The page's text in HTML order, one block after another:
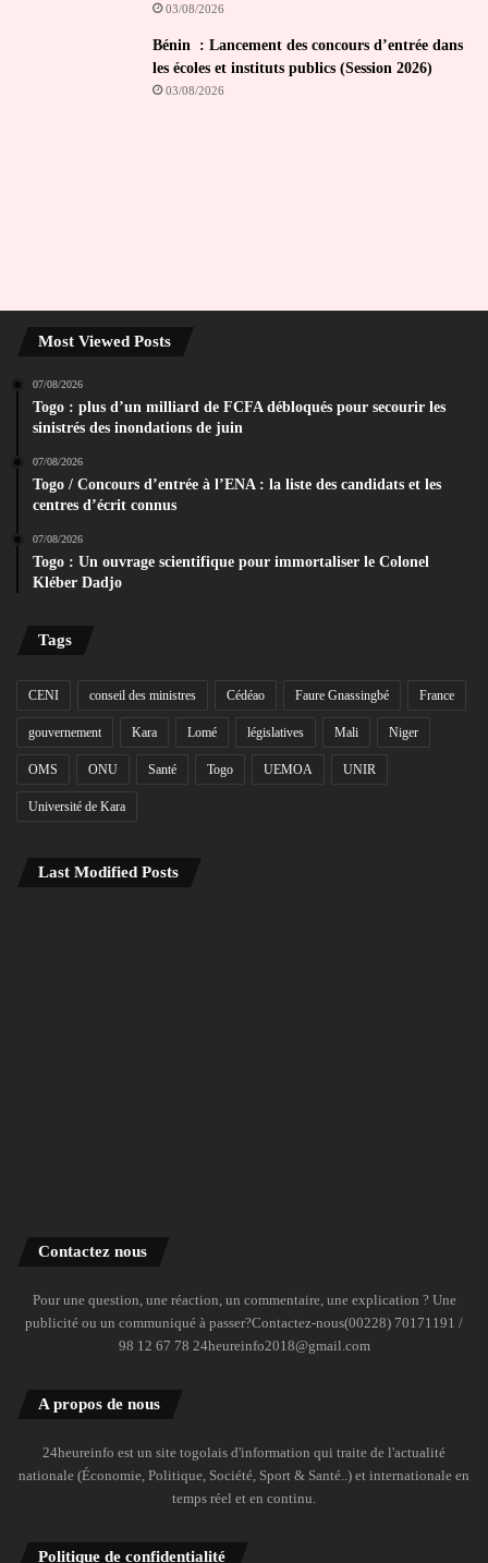
03/08/2026
Bénin : Lancement des concours d’entrée dans
les écoles et instituts publics (Session 2026)
03/08/2026
Most Viewed Posts
07/08/2026
Togo : plus d’un milliard de FCFA débloqués pour secourir les
sinistrés des inondations de juin
07/08/2026
Togo / Concours d’entrée à l’ENA : la liste des candidats et les
centres d’écrit connus
07/08/2026
Togo : Un ouvrage scientifique pour immortaliser le Colonel
Kléber Dadjo
Tags
CENI conseil des ministres Cédéao Faure Gnassingbé France
gouvernement Kara Lomé législatives Mali Niger
OMS ONU Santé Togo UEMOA UNIR
Université de Kara
Last Modified Posts
Contactez nous
Pour une question, une réaction, un commentaire, une explication ? Une
publicité ou un communiqué à passer?Contactez-nous(00228) 70171191 /
98 12 67 78 24heureinfo2018@gmail.com
A propos de nous
24heureinfo est un site togolais d'information qui traite de l'actualité
nationale (Économie, Politique, Société, Sport & Santé..) et internationale en
temps réel et en continu.
Politique de confidentialité